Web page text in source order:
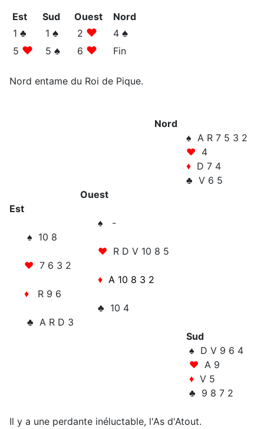
Est Sud Ouest
Nord
1 ♣ 1 ♠ 2 ♥ 4 ♠
5 ♥ 5 ♠ 6 ♥ Fin
Nord entame du Roi de Pique.
Nord
♠ A R 7 5 3 2
♥ 4
♦ D 7 4
♣ V 6 5
Ouest
Est
♠ -
♠ 10 8
♥ R D V 10 8 5
♥ 7 6 3 2
♦ A 10 8 3 2
♦ R 9 6
♣ 10 4
♣ A R D 3
Sud
♠ D V 9 6 4
♥ A 9
♦ V 5
♣ 9 8 7 2
Il y a une perdante inéluctable, l'As d'Atout.